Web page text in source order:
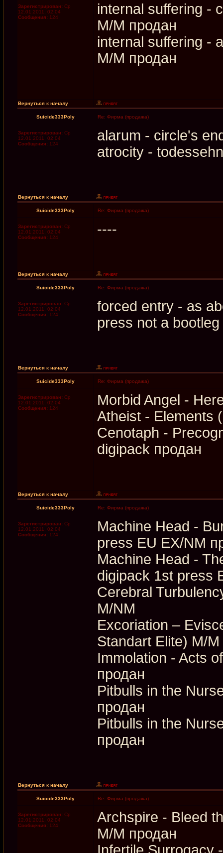
Зарегистрирован: Ср
12.01.2011, 02:04
Сообщения: 124
internal suffering -
M/M продан
internal suffering -
M/M продан
Вернуться к началу
Suicide333Poly Re: Фирма (продажа)
Зарегистрирован: Ср
12.01.2011, 02:04
Сообщения: 124
alarum - circle's
atrocity -
Вернуться к началу
Suicide333Poly Re: Фирма (продажа)
Зарегистрирован: Ср
12.01.2011, 02:04
Сообщения: 124
----
Вернуться к началу
Suicide333Poly Re: Фирма (продажа)
Зарегистрирован: Ср
12.01.2011, 02:04
Сообщения: 124
forced entry - as
press not a
Вернуться к началу
Suicide333Poly Re: Фирма (продажа)
Зарегистрирован: Ср
12.01.2011, 02:04
Сообщения: 124
Morbid Angel -
Atheist - Elements
Cenotaph -
digipack продан
Вернуться к началу
Suicide333Poly Re: Фирма (продажа)
Зарегистрирован: Ср
12.01.2011, 02:04
Сообщения: 124
Machine Head -
press EU EX/NM
Machine Head -
digipack 1st press
Cerebral
M/NM
Excoriation –
Standart Elite) M/
Immolation - Acts
продан
Pitbulls in the
продан
Pitbulls in the
продан
Вернуться к началу
Suicide333Poly Re: Фирма (продажа)
Зарегистрирован: Ср
12.01.2011, 02:04
Сообщения: 124
Archspire - Bleed
M/M продан